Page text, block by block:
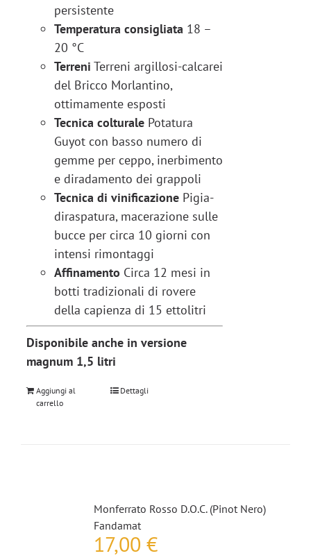
persistente
Temperatura consigliata 18 –
20 °C
Terreni Terreni argillosi-calcarei
del Bricco Morlantino,
ottimamente esposti
Tecnica colturalePotatura
Guyot con basso numero di
gemme per ceppo, inerbimento
e diradamento dei grappoli
Tecnica di vinificazionePigia-
diraspatura, macerazione sulle
bucce per circa 10 giorni con
intensi rimontaggi
Affinamento Circa 12 mesi in
botti tradizionali di rovere
della capienza di 15 ettolitri
Disponibile anche in versione
magnum 1,5 litri
Aggiungi al
carrello
Dettagli
Monferrato Rosso D.O.C. (Pinot Nero)
Fandamat
17,00 €